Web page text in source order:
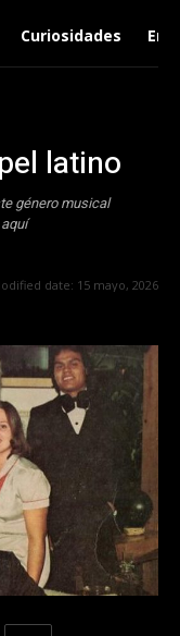
Curiosidades
latino
género musical
date: 15 mayo, 2026